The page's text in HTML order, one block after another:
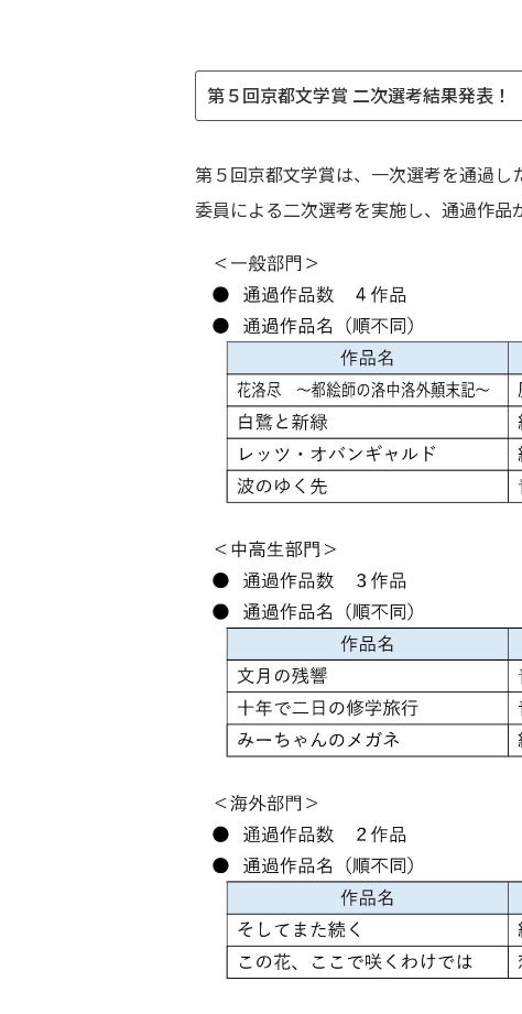
第５回京都文学賞 二次選考結果発表！
第５回京都文学賞は、一次選考を通過し
委員による二次選考を実施し、通過作品